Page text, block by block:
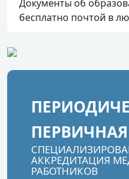
Документы об
бесплатно почтой в
ПЕРВИЧНАЯ
АККРЕДИТАЦИЯ
РАБОТНИКОВ